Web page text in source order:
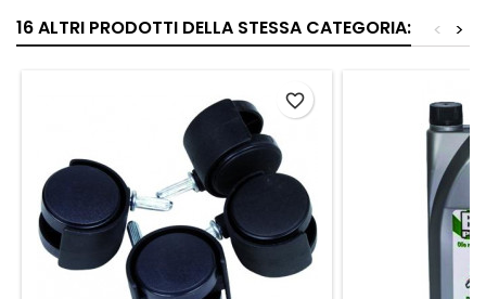
16 ALTRI PRODOTTI DELLA STESSA CATEGORIA: >
<
favorite_border